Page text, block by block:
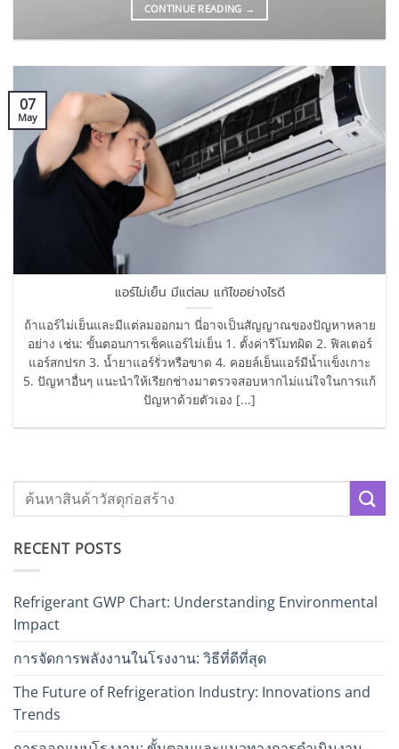
CONTINUE READING →
แอร์ไม่เย็น มีแต่ลม แก้ไขอย่างไรดี
ถ้าแอร์ไม่เย็นและมีแต่ลมออกมา นี่อาจเป็นสัญญาณของปัญหาหลาย
อย่าง เช่น: ขั้นตอนการเช็คแอร์ไม่เย็น 1. ตั้งค่ารีโมทผิด 2. ฟิลเตอร์
แอร์สกปรก 3. น้ำยาแอร์รั่วหรือขาด 4. คอยล์เย็นแอร์มีน้ำแข็งเกาะ
5. ปัญหาอื่นๆ แนะนำให้เรียกช่างมาตรวจสอบหากไม่แน่ใจในการแก้
ปัญหาด้วยตัวเอง [...]
07
May
RECENT POSTS
Refrigerant GWP Chart: Understanding Environmental
Impact
การจัดการพลังงานในโรงงาน: วิธีที่ดีที่สุด
The Future of Refrigeration Industry: Innovations and
Trends